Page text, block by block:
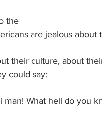
the
are jealous about
their culture, about
could say:
man! What hell do you